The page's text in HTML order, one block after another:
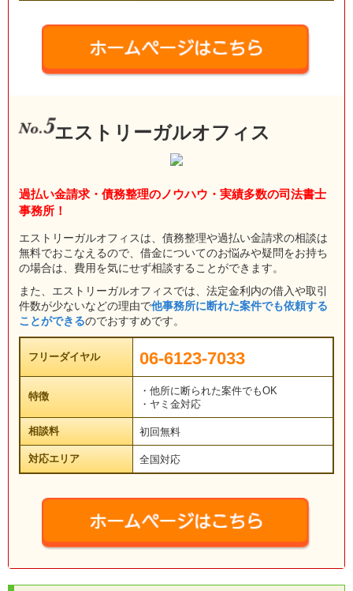
エストリーガルオフィス
過払い金請求・債務整理のノウハウ・実績多数の司法書士
事務所！
エストリーガルオフィスは、債務整理や過払い金請求の相談は
無料でおこなえるので、借金についてのお悩みや疑問をお持ち
の場合は、費用を気にせず相談することができます。
また、エストリーガルオフィスでは、法定金利内の借入や取引
件数が少ないなどの理由で他事務所に断れた案件でも依頼する
ことができるのでおすすめです。
フリーダイヤル 06-6123-7033
特徴
・他所に断られた案件でもOK
・ヤミ金対応
相談料 初回無料
対応エリア 全国対応